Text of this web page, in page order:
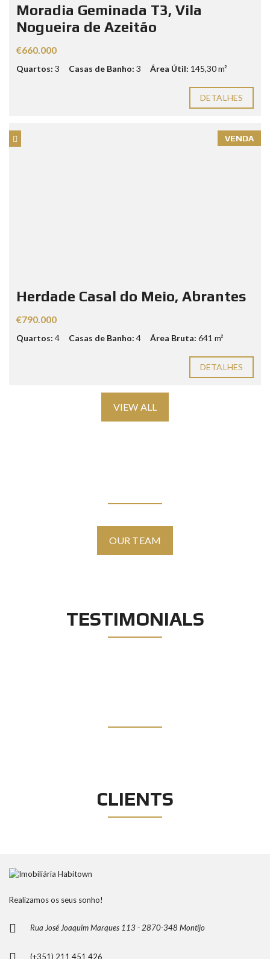
Moradia Geminada T3, Vila
Nogueira de Azeitão
€660.000
Quartos: 3 Casas de Banho: 3 Área Útil: 145,30 m²
DETALHES
VENDA
Herdade Casal do Meio, Abrantes
€790.000
Quartos: 4 Casas de Banho: 4 Área Bruta: 641 m²
DETALHES
VIEW ALL
OUR TEAM
TESTIMONIALS
CLIENTS
Realizamos os seus sonho!
Rua José Joaquim Marques 113 - 2870-348 Montijo
(+351) 211 451 426